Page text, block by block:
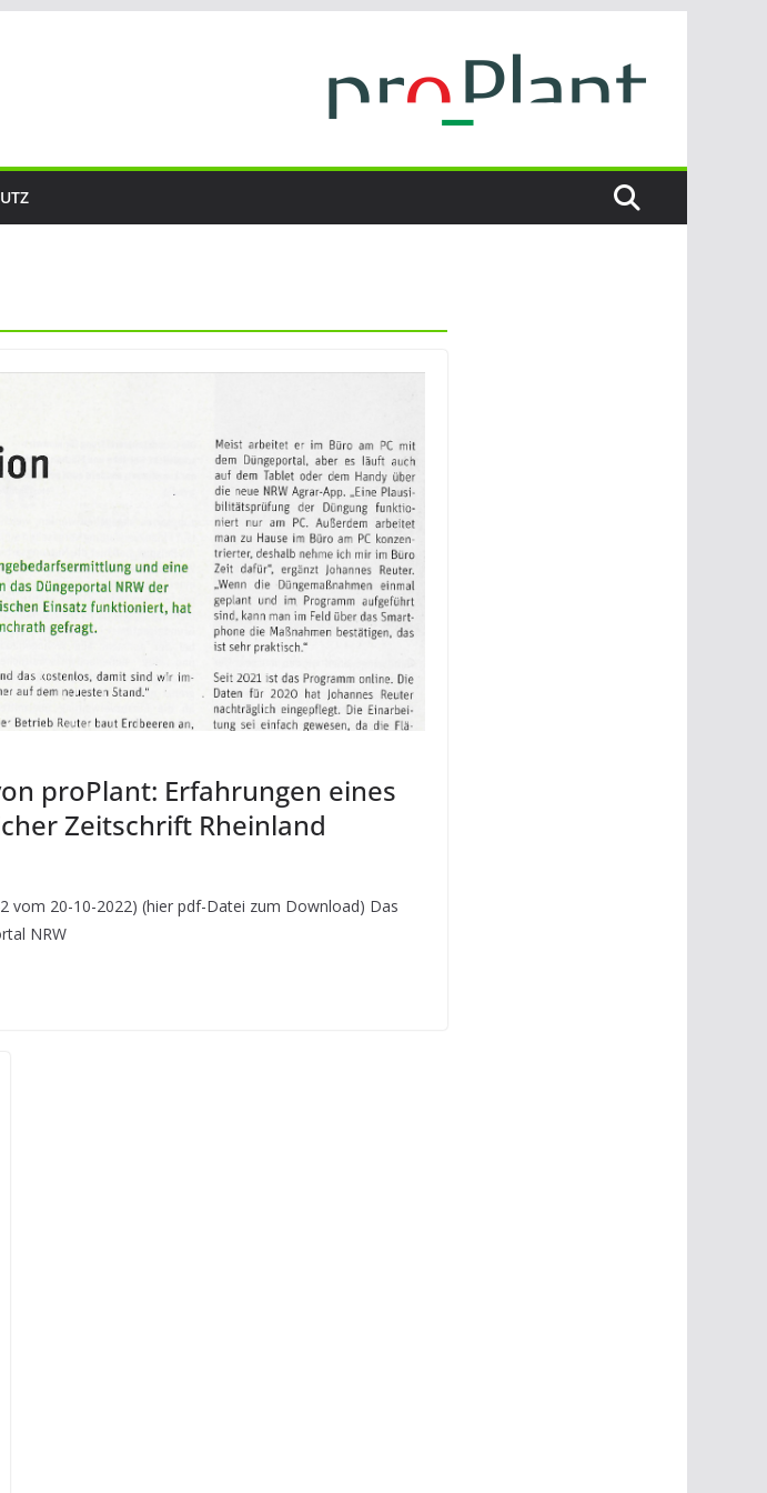
proPlant: Erfahrungen eines
Zeitschrift Rheinland
vom 20-10-2022) (hier pdf-Datei zum Download) Das
NRW